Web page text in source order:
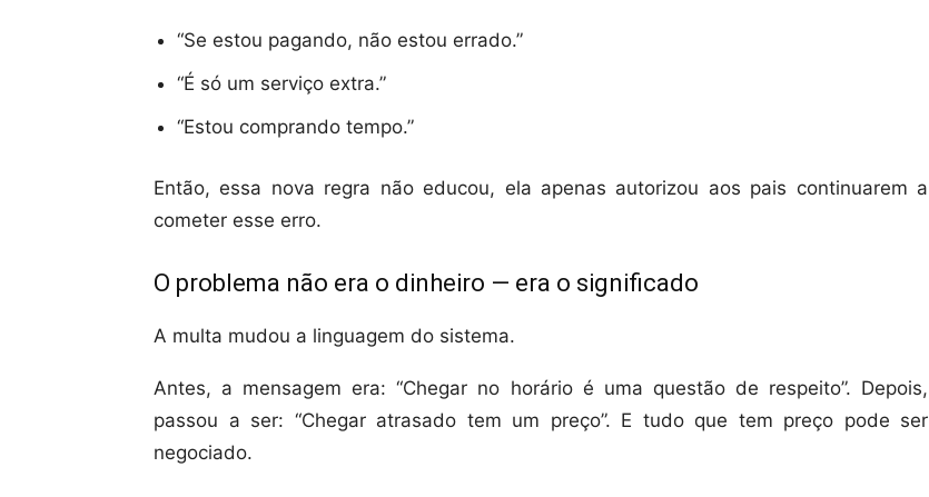
“Se estou pagando, não estou errado.”
“É só um serviço extra.”
“Estou comprando tempo.”
Então, essa nova regra não educou, ela apenas autorizou aos pais continuarem a
cometer esse erro.
O problema não era o dinheiro — era o significado
A multa mudou a linguagem do sistema.
Antes, a mensagem era: “Chegar no horário é uma questão de respeito”. Depois,
passou a ser: “Chegar atrasado tem um preço”. E tudo que tem preço pode ser
negociado.